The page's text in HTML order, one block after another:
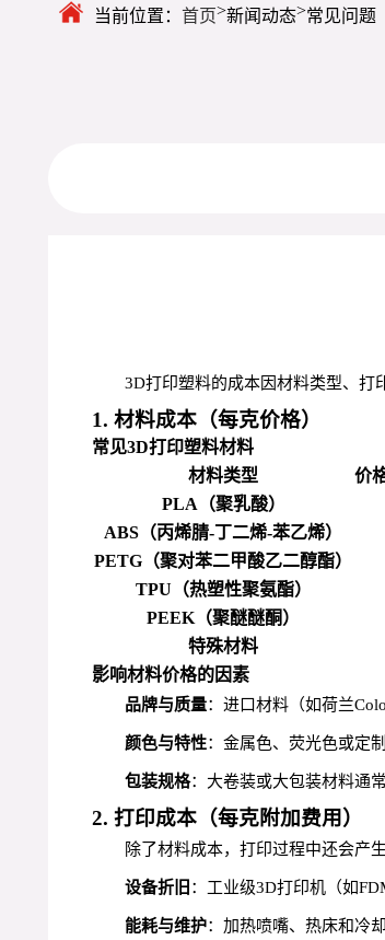
当前位置： 首页>新闻动态>常见问题
3D打印塑料的成本因材料类型、打
1. 材料成本（每克价格）
常见3D打印塑料材料
材料类型
价
PLA（聚乳酸）
ABS（丙烯腈-丁二烯-苯乙烯）
PETG（聚对苯二甲酸乙二醇酯）
TPU（热塑性聚氨酯）
PEEK（聚醚醚酮）
特殊材料
影响材料价格的因素
品牌与质量：进口材料（如荷兰
颜色与特性：金属色、荧光色或定
包装规格：大卷装或大包装材料通
2. 打印成本（每克附加费用）
除了材料成本，打印过程中还会产
设备折旧 ：工业级3D打印机（如
能耗与维护：加热喷嘴、热床和冷